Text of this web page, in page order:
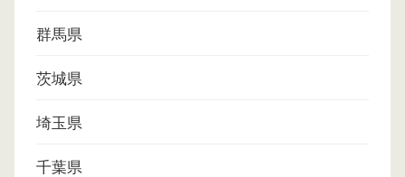
群馬県
茨城県
埼玉県
千葉県